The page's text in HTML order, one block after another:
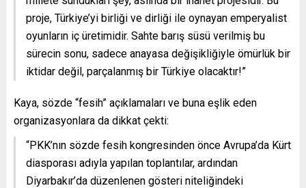
proje, Türkiye’yi birliği ve dirliği ile oynayan emperyalist
oyunların iç üretimidir. Sahte barış süsü verilmiş bu
sürecin sonu, sadece anayasa değişikliğiyle ömürlük bir
iktidar değil, parçalanmış bir Türkiye olacaktır!”
Kaya, sözde “fesih” açıklamaları ve buna eşlik eden
organizasyonlara da dikkat çekti:
“PKK’nın sözde fesih kongresinden önce Avrupa’da Kürt
diasporası adıyla yapılan toplantılar, ardından
Diyarbakır’da düzenlenen gösteri niteliğindeki